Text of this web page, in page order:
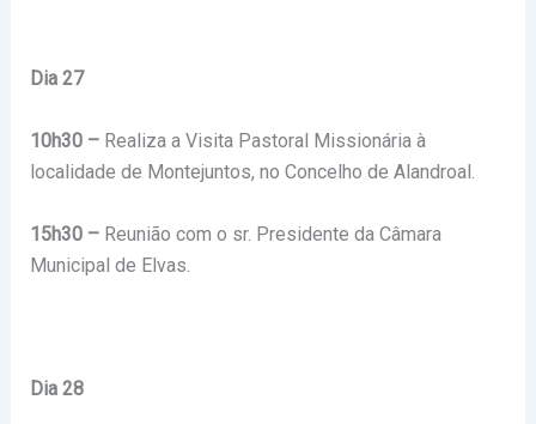
Dia 27
10h30 –Realiza a Visita Pastoral Missionária à
localidade de Montejuntos, no Concelho de Alandroal.
15h30 –Reunião com o sr. Presidente da Câmara
Municipal de Elvas.
Dia 28